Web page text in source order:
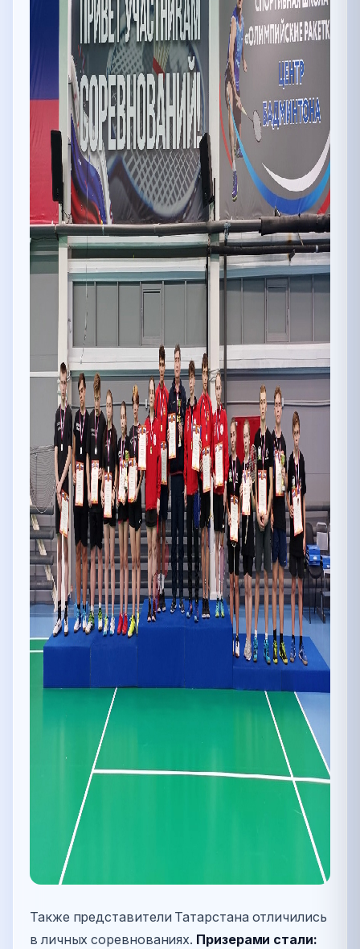
Также представители Татарстана отличились
в личных соревнованиях. Призерами стали: